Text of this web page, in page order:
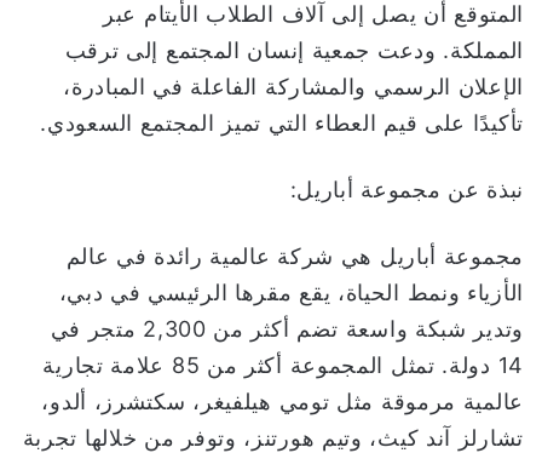
المتوقع أن يصل إلى آلاف الطلاب الأيتام عبر
المملكة. ودعت جمعية إنسان المجتمع إلى ترقب
الإعلان الرسمي والمشاركة الفاعلة في المبادرة،
تأكيدًا على قيم العطاء التي تميز المجتمع السعودي.
نبذة عن مجموعة أباريل:
مجموعة أباريل هي شركة عالمية رائدة في عالم
الأزياء ونمط الحياة، يقع مقرها الرئيسي في دبي،
وتدير شبكة واسعة تضم أكثر من 2,300 متجر في
14 دولة. تمثل المجموعة أكثر من 85 علامة تجارية
عالمية مرموقة مثل تومي هيلفيغر، سكتشرز، ألدو،
تشارلز آند كيث، وتيم هورتنز، وتوفر من خلالها تجربة